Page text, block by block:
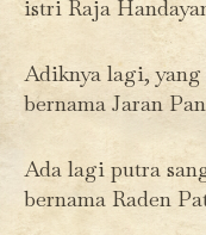
istri Raja
Adiknya lagi,
bernama Jaran
Ada lagi putra
bernama Raden